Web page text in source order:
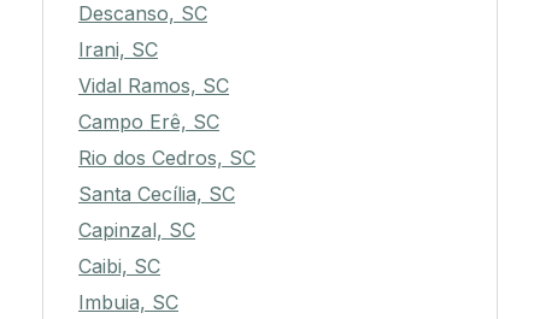
Descanso, SC
Irani, SC
Vidal Ramos, SC
Campo Erê, SC
Rio dos Cedros, SC
Santa Cecília, SC
Capinzal, SC
Caibi, SC
Imbuia, SC